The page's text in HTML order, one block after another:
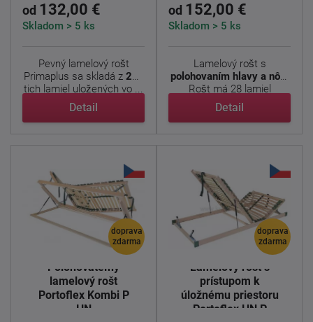
od 132,00 €
Skladom > 5 ks
Pevný lamelový rošt
Primaplus sa skladá z 28
tich lamiel uložených vo ...
Detail
od 152,00 €
Skladom > 5 ks
Lamelový rošt s
polohovaním hlavy a nôh.
Rošt má 28 lamiel
uložených v ...
Detail
doprava
zdarma
Polohovateľný
lamelový rošt
Portoflex Kombi P
HN
doprava
zdarma
Lamelový rošt s
prístupom k
úložnému priestoru
Portoflex HN P